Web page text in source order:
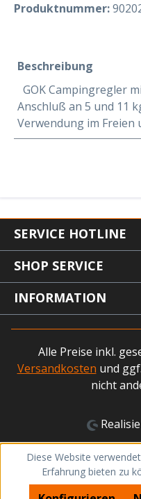
Produktnummer:
Beschreibung
GOK Campingregler
Anschluß an 5 und 11
Verwendung im Freien
SERVICE HOTLINE
SHOP SERVICE
INFORMATION
Alle Preise inkl.
Versandkosten und
nicht
Diese Website
Erfahrung bieten zu